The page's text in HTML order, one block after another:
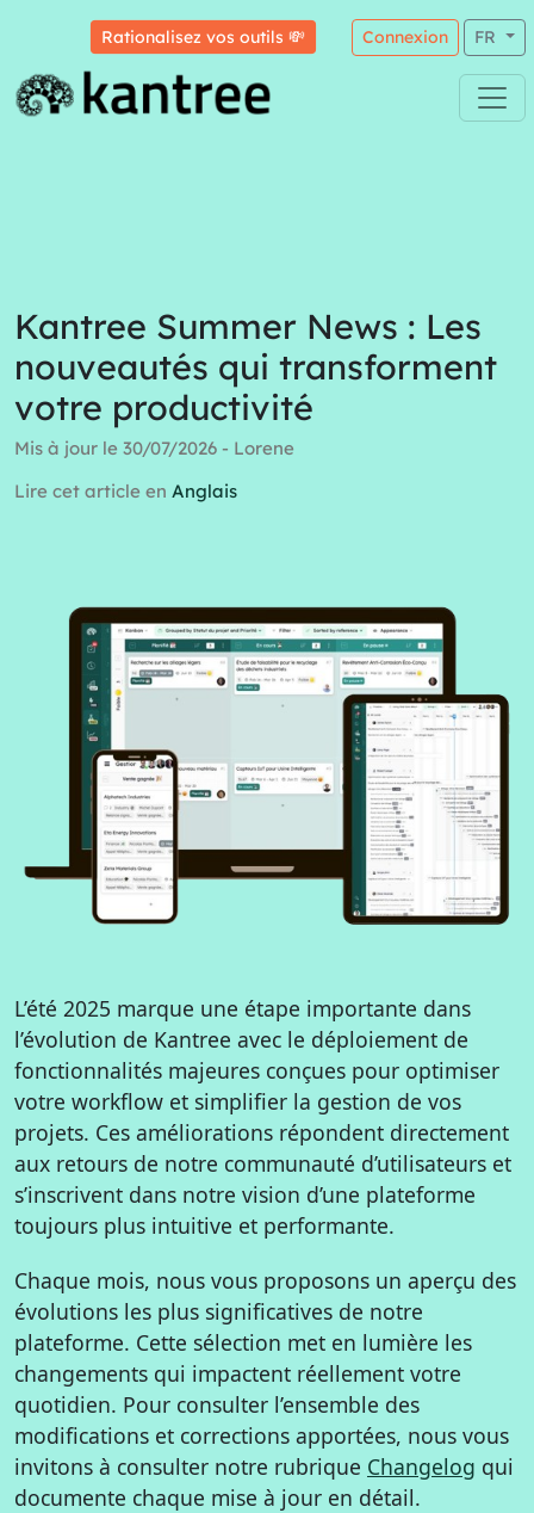
Rationalisez vos outils 💸 Connexion FR
Kantree Summer News : Les
nouveautés qui transforment
votre productivité
Mis à jour le 30/07/2026 - Lorene
Lire cet article en Anglais
L’été 2025 marque une étape importante dans
l’évolution de Kantree avec le déploiement de
fonctionnalités majeures conçues pour optimiser
votre workflow et simplifier la gestion de vos
projets. Ces améliorations répondent directement
aux retours de notre communauté d’utilisateurs et
s’inscrivent dans notre vision d’une plateforme
toujours plus intuitive et performante.
Chaque mois, nous vous proposons un aperçu des
évolutions les plus significatives de notre
plateforme. Cette sélection met en lumière les
changements qui impactent réellement votre
quotidien. Pour consulter l’ensemble des
modifications et corrections apportées, nous vous
invitons à consulter notre rubrique Changelog qui
documente chaque mise à jour en détail.